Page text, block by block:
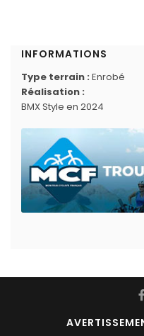
INFORMATIONS
Type terrain : Enrobé
Réalisation :
BMX Style en 2024